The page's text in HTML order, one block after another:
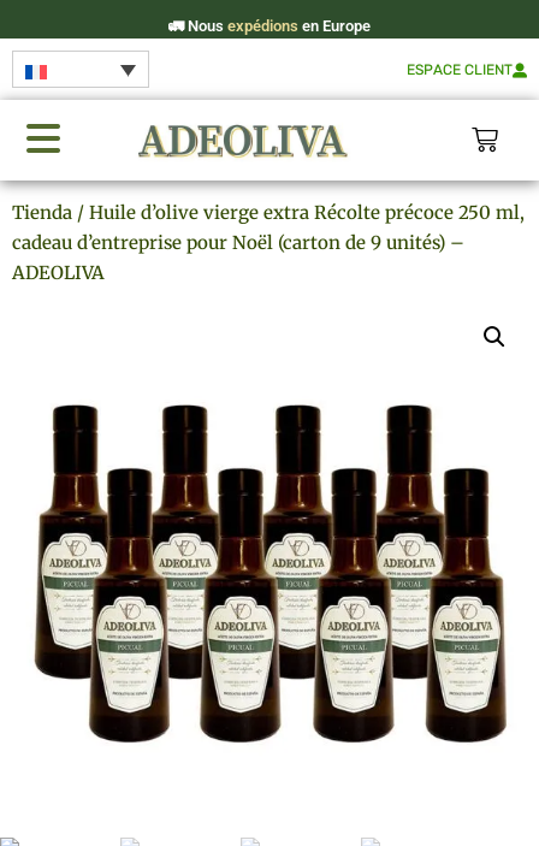
🚛Nous expédions en Europe
ESPACE CLIENT
Tienda / Huile d’olive vierge extra Récolte précoce 250 ml,
cadeau d’entreprise pour Noël (carton de 9 unités) –
ADEOLIVA